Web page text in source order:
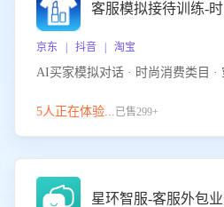
客服模拟接待训练-
京东 | 抖音 | 淘宝
AI买家模拟对话 · 时尚消费类目 ·
5人正在体验...已售299+
星环智服-客服外包